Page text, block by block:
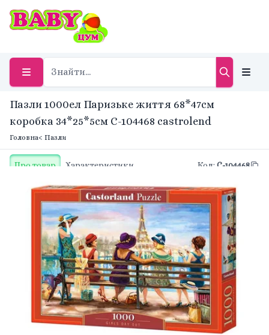
Пазли 1000ел Паризьке життя 68*47см
коробка 34*25*5см C-104468 castrolend
Головна< Пазли
Про товар Характеристики Код: C-104468